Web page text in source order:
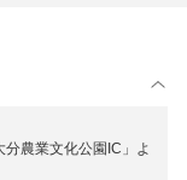
農業文化公園IC」よ